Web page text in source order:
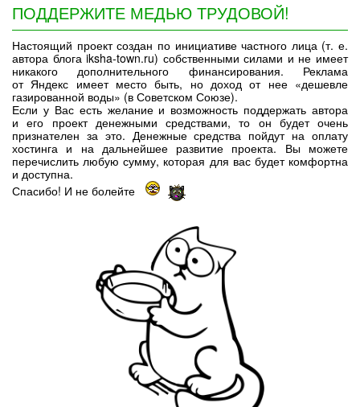
ПОДДЕРЖИТЕ МЕДЬЮ ТРУДОВОЙ!
Настоящий проект создан по инициативе частного лица (т. е.
автора блога iksha-town.ru) собственными силами и не имеет
никакого дополнительного финансирования. Реклама
от Яндекс имеет место быть, но доход от нее «дешевле
газированной воды» (в Советском Союзе).
Если у Вас есть желание и возможность поддержать автора
и его проект денежными средствами, то он будет очень
признателен за это. Денежные средства пойдут на оплату
хостинга и на дальнейшее развитие проекта. Вы можете
перечислить любую сумму, которая для вас будет комфортна
и доступна.
Спасибо! И не болейте